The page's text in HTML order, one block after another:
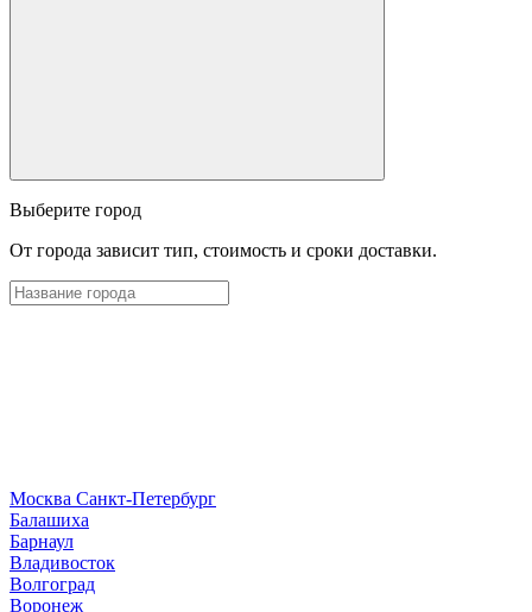
Выберите город
От города зависит тип, стоимость и сроки доставки.
Москва Санкт-Петербург
Балашиха
Барнаул
Владивосток
Волгоград
Воронеж